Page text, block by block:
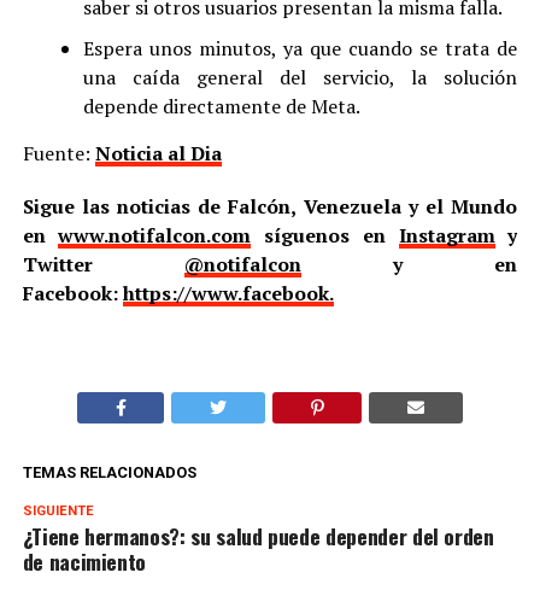
saber si otros usuarios presentan la misma falla.
Espera unos minutos, ya que cuando se trata de
una caída general del servicio, la solución
depende directamente de Meta.
Fuente: Noticia al Dia
Sigue las noticias de Falcón, Venezuela y el Mundo
enwww.notifalcon.com síguenos en Instagramy
Twitter @notifalcony en
Facebook:https://www.facebook.
TEMAS RELACIONADOS
SIGUIENTE
¿Tiene hermanos?: su salud puede depender del orden
de nacimiento